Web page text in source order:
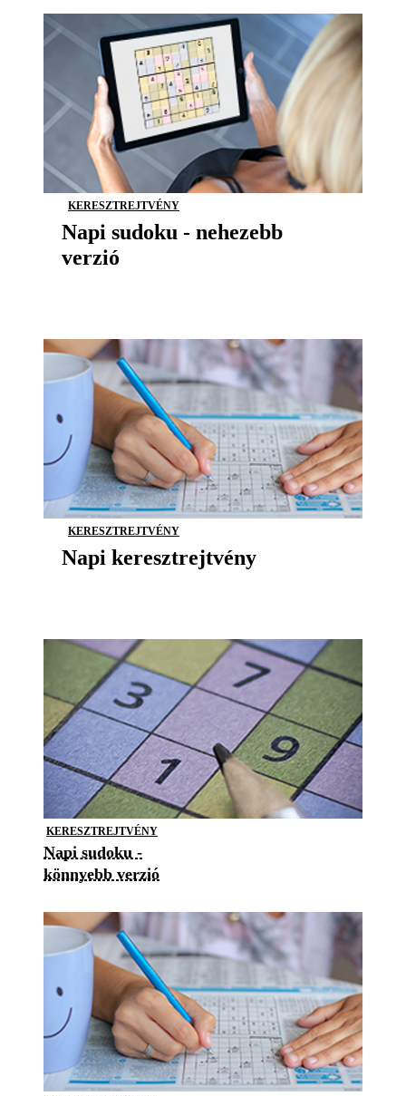
KERESZTREJTVÉNY
Napi sudoku - nehezebb
verzió
KERESZTREJTVÉNY
Napi keresztrejtvény
KERESZTREJTVÉNY
Napi sudoku -
könnyebb verzió